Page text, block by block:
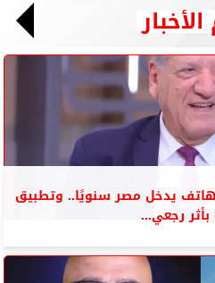
يدخل مصر سنويًا.. وتطبيق
بأثر رجعي...